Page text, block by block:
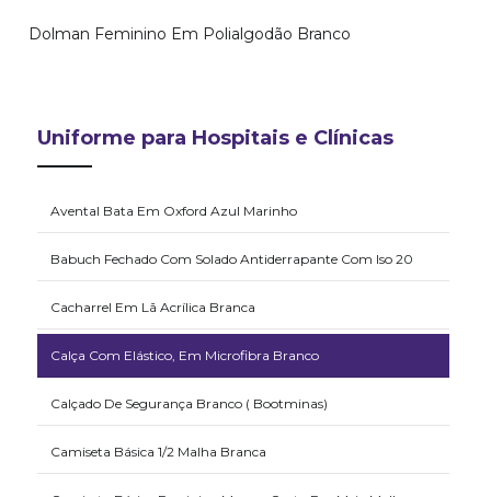
Dolman Feminino Em Polialgodão Branco
Uniforme para Hospitais e Clínicas
Avental Bata Em Oxford Azul Marinho
Babuch Fechado Com Solado Antiderrapante Com Iso 20
Cacharrel Em Lã Acrílica Branca
Calça Com Elástico, Em Microfibra Branco
Calçado De Segurança Branco ( Bootminas)
Camiseta Básica 1/2 Malha Branca